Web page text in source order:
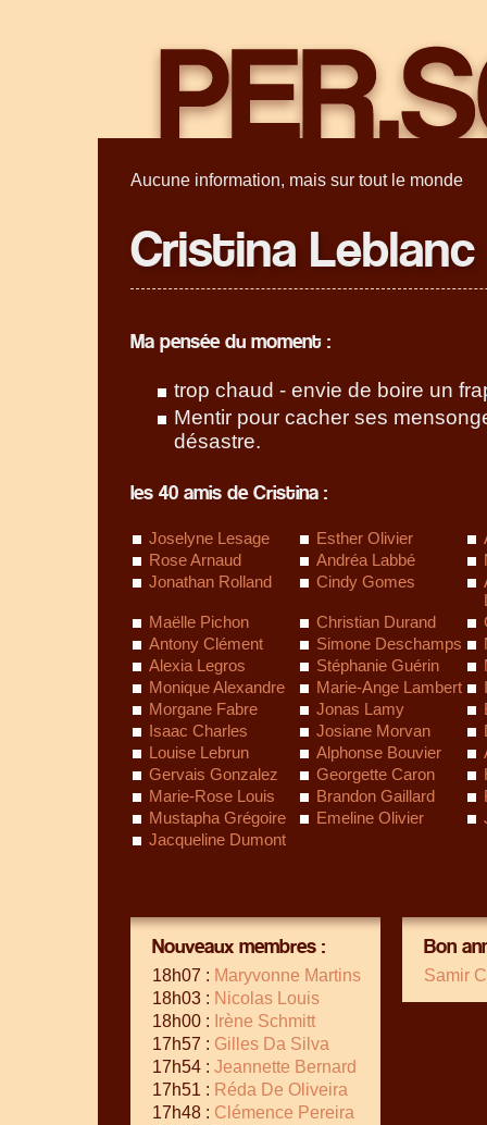
Aucune information, mais sur tout le monde
Cristina Leblanc
Ma pensée du moment :
trop chaud - envie de boire un
Mentir pour cacher ses
désastre.
les 40 amis de Cristina :
Joselyne Lesage Esther Olivier
Rose Arnaud
Andréa Labbé
Jonathan Rolland
Cindy Gomes
Maëlle Pichon
Christian Durand
Antony Clément
Simone Deschamps
Alexia Legros
Stéphanie Guérin
Monique Alexandre
Marie-Ange Lambert
Morgane Fabre
Jonas Lamy
Isaac Charles
Josiane Morvan
Louise Lebrun
Alphonse Bouvier
Gervais Gonzalez
Georgette Caron
Marie-Rose Louis
Brandon Gaillard
Mustapha Grégoire
Emeline Olivier
Jacqueline Dumont
Nouveaux membres :
18h07 : Maryvonne Martins
18h03 : Nicolas Louis
18h00 : Irène Schmitt
17h57 : Gilles Da Silva
17h54 : Jeannette Bernard
17h51 : Réda De Oliveira
17h48 : Clémence Pereira
Bon
Samir